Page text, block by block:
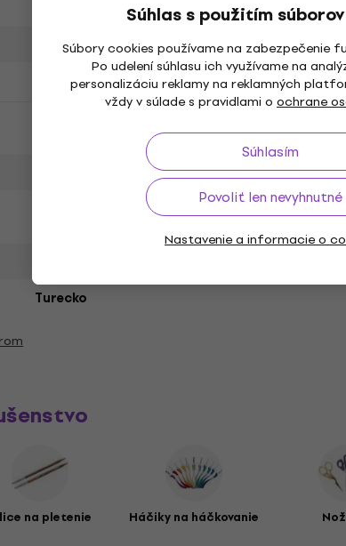
Súhlas s použitím
Súbory cookies používame na zabezpečenie
Po udelení súhlasu ich využívame na
personalizáciu reklamy na reklamných
vždy v súlade s pravidlami o ochrane
Súhlasím
Povoliť len nevyhnutné
Nastavenie a informacie o
Jar, Leto
Dĺžka
Turecko
na pletenie Háčiky na háčkovanie